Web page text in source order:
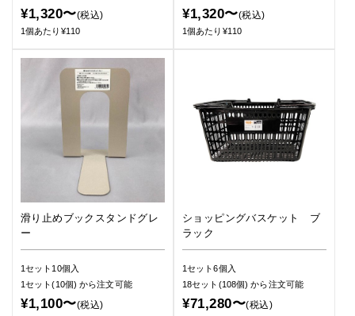
¥1,320〜(税込)
1個あたり¥110
¥1,320〜(税込)
1個あたり¥110
滑り止めブックスタンドグレ
ー
1セット10個入
1セット(10個)から注文可能
¥1,100〜(税込)
ショッピングバスケット ブ
ラック
1セット6個入
18セット(108個)から注文可能
¥71,280〜(税込)